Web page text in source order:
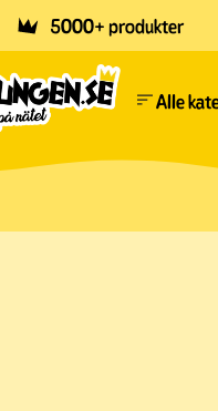
5000+ produkter
Alle